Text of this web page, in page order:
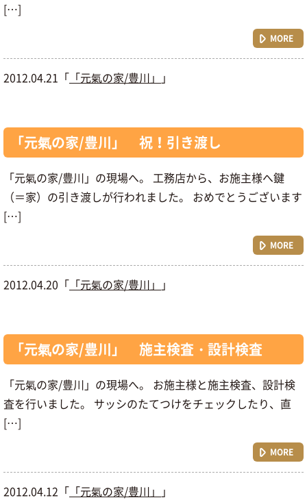
[…]
MORE
2012.04.21「 「元氣の家/豊川」 」
「元氣の家/豊川」 祝！引き渡し
「元氣の家/豊川」の現場へ。 工務店から、お施主様へ鍵
（＝家）の引き渡しが行われました。 おめでとうございます
[…]
MORE
2012.04.20「 「元氣の家/豊川」 」
「元氣の家/豊川」 施主検査・設計検査
「元氣の家/豊川」の現場へ。 お施主様と施主検査、設計検
査を行いました。 サッシのたてつけをチェックしたり、直
[…]
MORE
2012.04.12「 「元氣の家/豊川」 」